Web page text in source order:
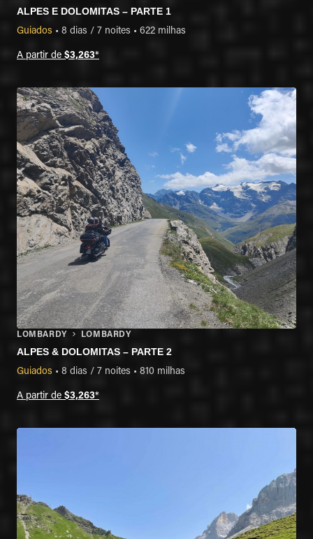
ALPES E DOLOMITAS – PARTE 1
Guiados • 8 dias / 7 noites • 622 milhas
A partir de $3,263*
LOMBARDY LOMBARDY
ALPES & DOLOMITAS – PARTE 2
Guiados • 8 dias / 7 noites • 810 milhas
A partir de $3,263*